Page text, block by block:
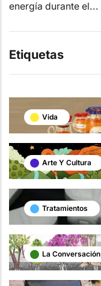
energía durante el...
Etiquetas
Vida
Arte Y Cultura
Tratamientos
La Conversación